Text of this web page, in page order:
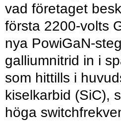
vad företaget
första 2200-volts
nya PowiGaN-
galliumnitrid in i
som hittills i
kiselkarbid (SiC),
höga